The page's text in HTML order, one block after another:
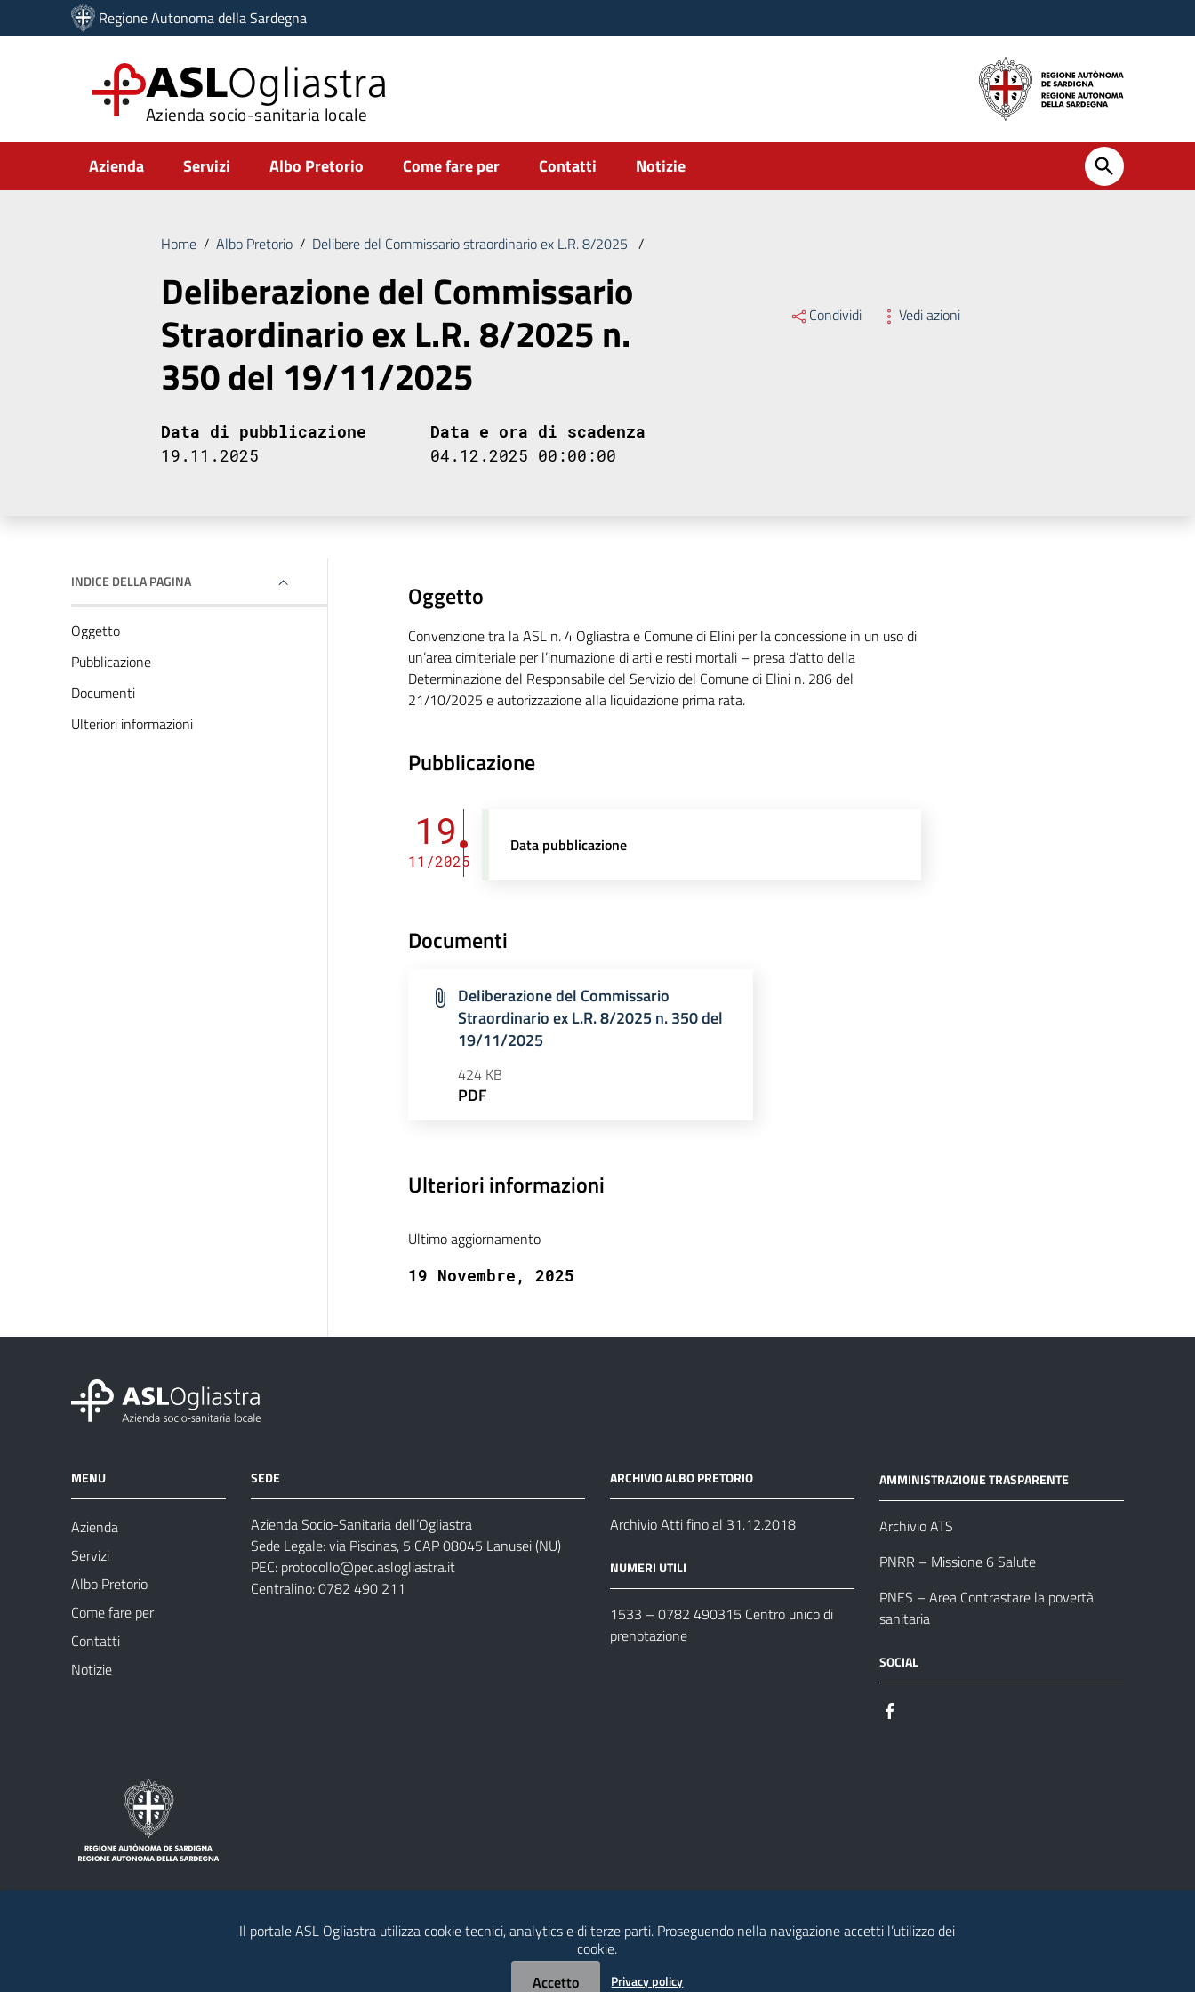
Vai ai contenuti
Vai al menu di navigazione
Regione Autonoma della Sardegna
ASLOgliastra
Azienda socio-sanitaria locale
Submenu
Azienda Servizi Albo Pretorio Come fare per Contatti Notizie
Home / Albo Pretorio / Delibere del Commissario straordinario ex L.R. 8/2025 /
Deliberazione del Commissario
Straordinario ex L.R. 8/2025 n.
350 del 19/11/2025
Condividi Vedi azioni
Data di pubblicazione
19.11.2025
Data e ora di scadenza
04.12.2025 00:00:00
INDICE DELLA PAGINA
Oggetto
Pubblicazione
Documenti
Ulteriori informazioni
Oggetto
Convenzione tra la ASL n. 4 Ogliastra e Comune di Elini per la concessione in un uso di
un’area cimiteriale per l’inumazione di arti e resti mortali – presa d’atto della
Determinazione del Responsabile del Servizio del Comune di Elini n. 286 del
21/10/2025 e autorizzazione alla liquidazione prima rata.
Pubblicazione
19
11/2025
Data pubblicazione
Documenti
Deliberazione del Commissario
Straordinario ex L.R. 8/2025 n. 350 del
19/11/2025
424 KB
PDF
Ulteriori informazioni
Ultimo aggiornamento
19 Novembre, 2025
MENU
Azienda
Servizi
Albo Pretorio
Come fare per
Contatti
Notizie
SEDE
Azienda Socio-Sanitaria dell’Ogliastra
Sede Legale: via Piscinas, 5 CAP 08045 Lanusei (NU)
PEC: protocollo@pec.aslogliastra.it
Centralino: 0782 490 211
ARCHIVIO ALBO PRETORIO
Archivio Atti fino al 31.12.2018
NUMERI UTILI
1533 – 0782 490315 Centro unico di
prenotazione
AMMINISTRAZIONE TRASPARENTE
Archivio ATS
PNRR – Missione 6 Salute
PNES – Area Contrastare la povertà
sanitaria
SOCIAL
Il portale ASL Ogliastra utilizza cookie tecnici, analytics e di terze parti. Proseguendo nella navigazione accetti l’utilizzo dei
cookie.
Accetto
Privacy policy